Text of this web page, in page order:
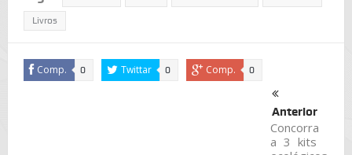
Livros
Comp. 0 Twittar 0 Comp. 0
Anterior
Concorra
a 3 kits